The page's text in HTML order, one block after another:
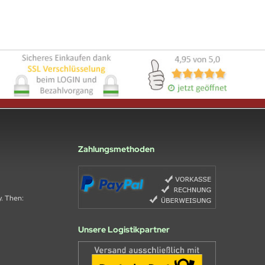
Then:
Zahlungsmethoden
Unsere Logistikpartner